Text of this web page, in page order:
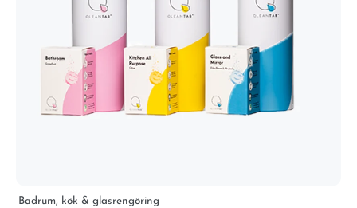
Badrum, kök & glasrengöring